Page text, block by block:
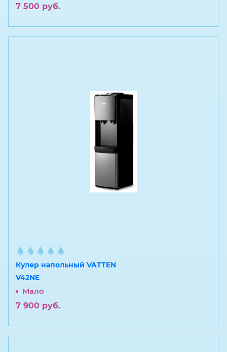
7 500 руб.
Кулер напольный VATTEN
V42NE
Мало
7 900 руб.